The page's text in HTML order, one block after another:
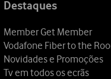
Destaques
Member Get Member
Vodafone Fiber to the
Novidades e Promoções
Tv em todos os ecrãs